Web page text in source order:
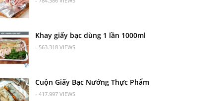
Khay giấy bạc dùng 1 lần 1000ml
- 563.318 VIEWS
Cuộn Giấy Bạc Nướng Thực Phẩm
- 417.997 VIEWS